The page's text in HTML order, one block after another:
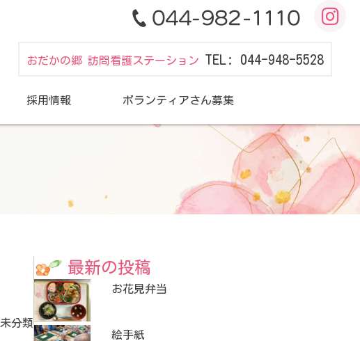
おだかの郷 訪問看護ステーション TEL: 044-948-5528
採用情報 ボランティアさん募集
未分類
最新の投稿
お花見弁当
絵手紙